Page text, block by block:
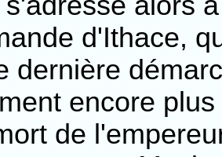
d'Ithace,
dernière
encore
de